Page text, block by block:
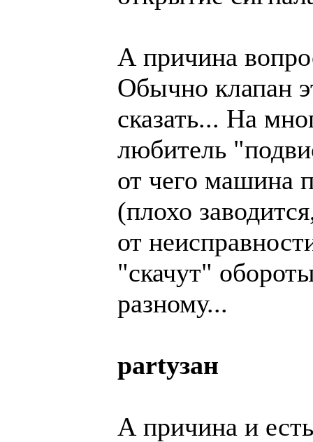
А причина
Обычно клапан
сказать... На
любитель
от чего машина
(плохо
от
"скачут"
разному...
partyзан
А причина и